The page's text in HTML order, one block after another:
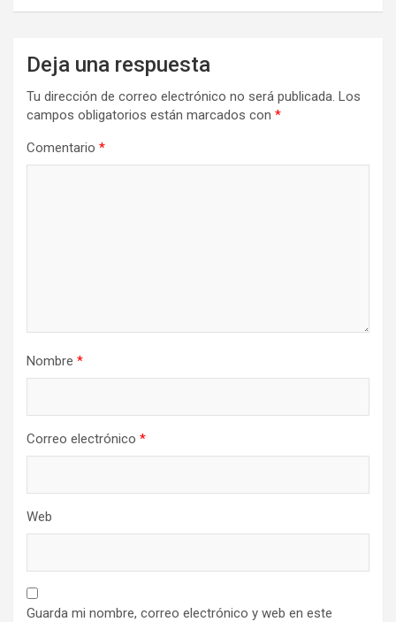
Deja una respuesta
Tu dirección de correo electrónico no será publicada. Los
campos obligatorios están marcados con *
Comentario *
Nombre *
Correo electrónico *
Web
Guarda mi nombre, correo electrónico y web en este